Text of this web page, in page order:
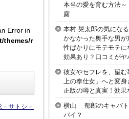
Error in
themes/r
サトシ－
本当の愛を育む方法
露
本村 晃太郎の気にな
かなかった奥手な男
性ばかりにモテモテ
効果あり？口コミがヤ
彼女やセフレを、望
上の奉仕女」へと変
正版の噂と真実！効果
横山 郁郎のキャバト
バイ？